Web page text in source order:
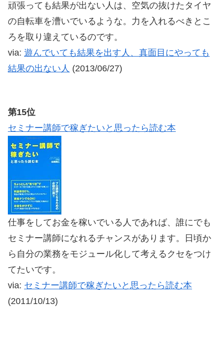
頑張っても結果が出ない人は、空気の抜けたタイヤ
の自転車を漕いでいるような。力を入れるべきとこ
ろを取り違えているのです。
via: 遊んでいても結果を出す人、真面目にやっても
結果の出ない人 (2013/06/27)
第15位
セミナー講師で稼ぎたいと思ったら読む本
仕事をしてお金を稼いでいる人であれば、誰にでも
セミナー講師になれるチャンスがあります。日頃か
ら自分の業務をモジュール化して考えるクセをつけ
てたいです。
via: セミナー講師で稼ぎたいと思ったら読む本
(2011/10/13)